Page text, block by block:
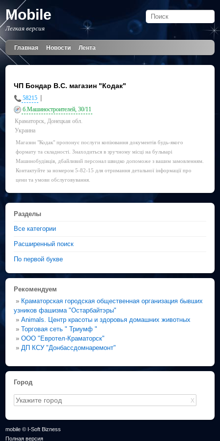
Mobile
Легкая версия
Главная Новости Лента
ЧП Бондар В.С. магазин "Кодак"
58215
б.Машиностроителей, 30/11
Краматорск, Донецкая обл.
Украина
Магазин "Кодак" пропонує послуги копіювання документів будь-якого
формату та складності. Знаходиться в зручному місці на бульварі
Машинобудівців, дбайливий персонал швидко допоможе з вашим замовленням.
Контактуйте за номером 5-82-15 для отримання детальної інформації про
цени та умови обслуговування.
Разделы
Все категории
Расширенный поиск
По первой букве
Рекомендуем
» Краматорская городская общественная организация бывших
узников фашизма "Остарбайтэры"
»Animals. Центр красоты и здоровья домашних животных
»Торговая сеть " Триумф "
»ООО "Евротел-Краматорск"
» ДП КСУ "Донбассдомнаремонт"
Город
X
mobile © I-Soft Bizness
Полная версия